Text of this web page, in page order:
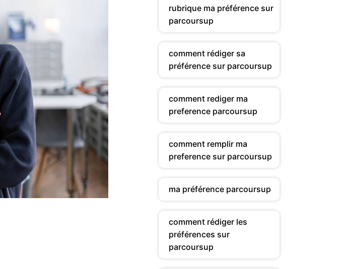
rubrique ma préférence sur
parcoursup
comment rédiger sa
préférence sur parcoursup
comment rediger ma
preference parcoursup
comment remplir ma
preference sur parcoursup
ma préférence parcoursup
comment rédiger les
préférences sur
parcoursup